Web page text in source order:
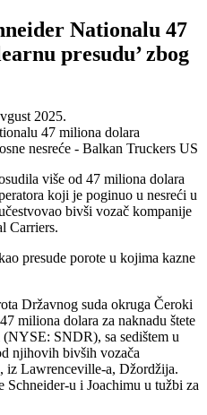
Nationalu 47
presudu’ zbog
2025.
više od 47 miliona dolara
koji je poginuo u nesreći u
bivši vozač kompanije
Carriers.
presude porote u kojima kazne
Državnog suda okruga Čeroki
miliona dolara za naknadu štete
SNDR), sa sedištem u
njihovih bivših vozača
iz Lawrenceville-a, Džordžija.
u i Joachimu u tužbi za